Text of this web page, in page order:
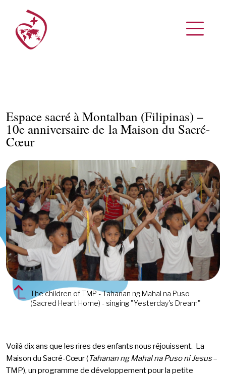
Espace sacré à Montalban (Filipinas) –
10e anniversaire de la Maison du Sacré-
Cœur
The children of TMP - Tahanan ng Mahal na Puso
(Sacred Heart Home) - singing "Yesterday's Dream"
Voilà dix ans que les rires des enfants nous réjouissent. La
Maison du Sacré-Cœur (Tahanan ng Mahal na Puso ni Jesus–
TMP), un programme de développement pour la petite